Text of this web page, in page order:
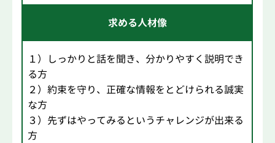
求める人材像
１）しっかりと話を聞き、分かりやすく説明でき
る方
２）約束を守り、正確な情報をとどけられる誠実
な方
３）先ずはやってみるというチャレンジが出来る
方